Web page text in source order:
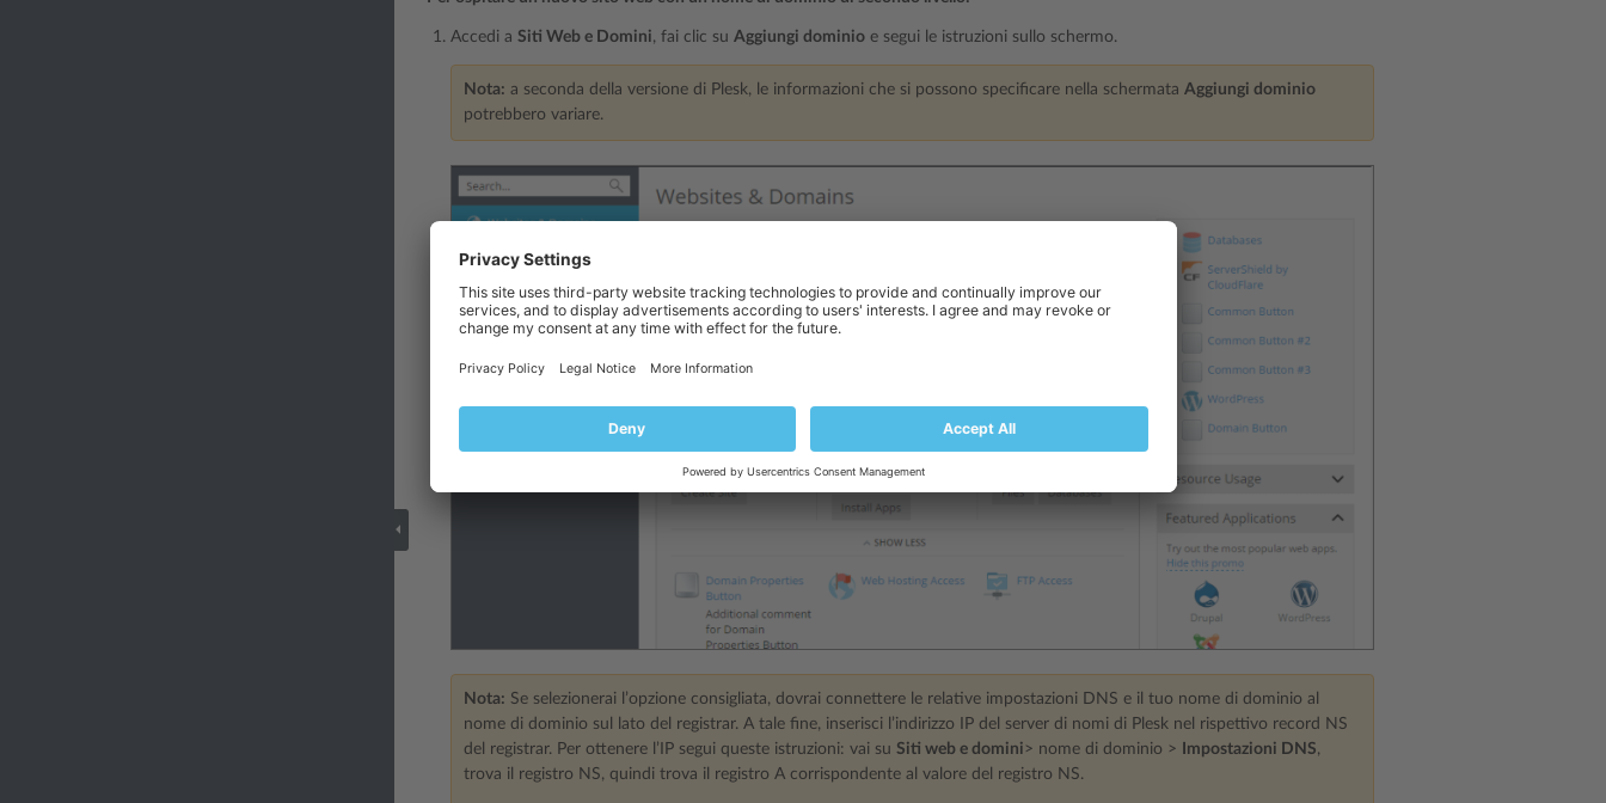
Accedi a Siti Web e Domini, fai clic su Aggiungi dominio e segui le istruzioni sullo schermo.
Nota: a seconda della versione di Plesk, le informazioni che si possono specificare nella schermata Aggiungi dominio
potrebbero variare.
Nota: Se selezionerai l’opzione consigliata, dovrai connettere le relative impostazioni DNS e il tuo nome di dominio al
nome di dominio sul lato del registrar. A tale fine, inserisci l’indirizzo IP del server di nomi di Plesk nel rispettivo record NS
del registrar. Per ottenere l’IP segui queste istruzioni: vai su Siti web e domini > nome di dominio > Impostazioni DNS,
trova il registro NS, quindi trova il registro A corrispondente al valore del registro NS.